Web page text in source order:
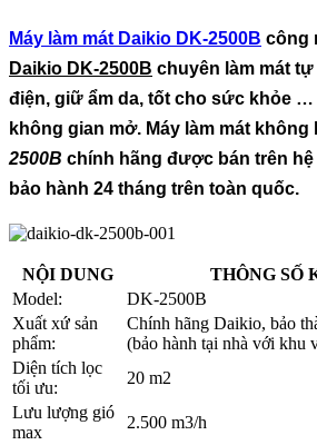
Máy làm mát Daikio DK-2500B công
Daikio DK-2500B chuyên làm mát
điện, giữ ẩm da, tốt cho sức khỏe
không gian mở. Máy làm mát không
2500B chính hãng được bán trên
bảo hành 24 tháng trên toàn quốc.
NỘI DUNG
THÔNG SỐ
Model:
DK-2500B
Xuất xứ sản
phẩm:
Chính hãng Daikio, bảo
(bảo hành tại nhà với khu
Diện tích lọc
tối ưu:
20 m2
Lưu lượng gió
max
2.500 m3/h